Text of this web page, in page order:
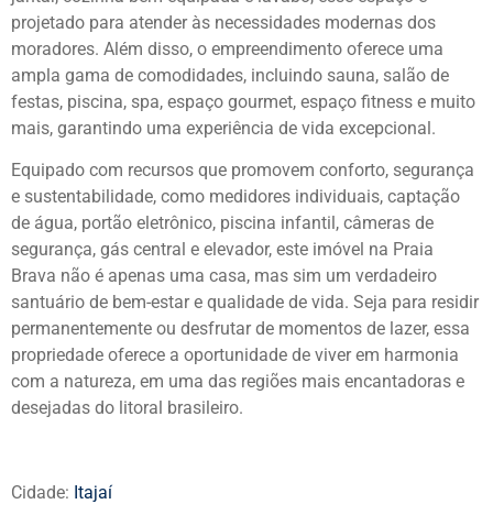
projetado para atender às necessidades modernas dos
moradores. Além disso, o empreendimento oferece uma
ampla gama de comodidades, incluindo sauna, salão de
festas, piscina, spa, espaço gourmet, espaço fitness e muito
mais, garantindo uma experiência de vida excepcional.
Equipado com recursos que promovem conforto, segurança
e sustentabilidade, como medidores individuais, captação
de água, portão eletrônico, piscina infantil, câmeras de
segurança, gás central e elevador, este imóvel na Praia
Brava não é apenas uma casa, mas sim um verdadeiro
santuário de bem-estar e qualidade de vida. Seja para residir
permanentemente ou desfrutar de momentos de lazer, essa
propriedade oferece a oportunidade de viver em harmonia
com a natureza, em uma das regiões mais encantadoras e
desejadas do litoral brasileiro.
Cidade: Itajaí